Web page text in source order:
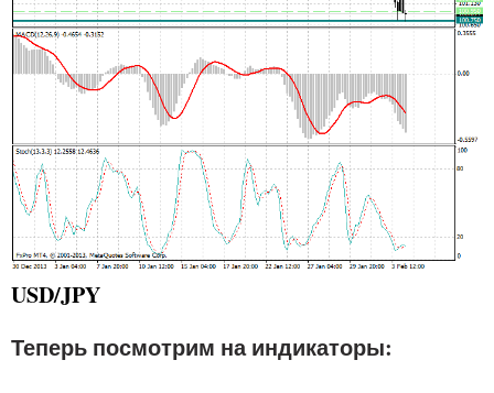
USD/JPY
Теперь посмотрим на индикаторы: